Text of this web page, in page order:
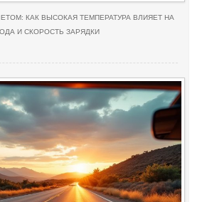
КАК ВЫСОКАЯ ТЕМПЕРАТУРА ВЛИЯЕТ НА
И СКОРОСТЬ ЗАРЯДКИ